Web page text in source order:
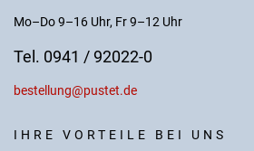
Mo–Do 9–16 Uhr, Fr 9–12 Uhr
Tel. 0941 / 92022-0
bestellung@pustet.de
IHRE VORTEILE BEI UNS